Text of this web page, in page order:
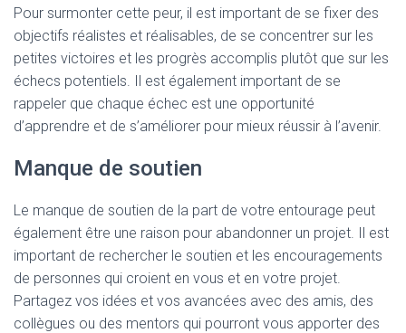
Pour surmonter cette peur, il est important de se fixer des
objectifs réalistes et réalisables, de se concentrer sur les
petites victoires et les progrès accomplis plutôt que sur les
échecs potentiels. Il est également important de se
rappeler que chaque échec est une opportunité
d’apprendre et de s’améliorer pour mieux réussir à l’avenir.
Manque de soutien
Le manque de soutien de la part de votre entourage peut
également être une raison pour abandonner un projet. Il est
important de rechercher le soutien et les encouragements
de personnes qui croient en vous et en votre projet.
Partagez vos idées et vos avancées avec des amis, des
collègues ou des mentors qui pourront vous apporter des